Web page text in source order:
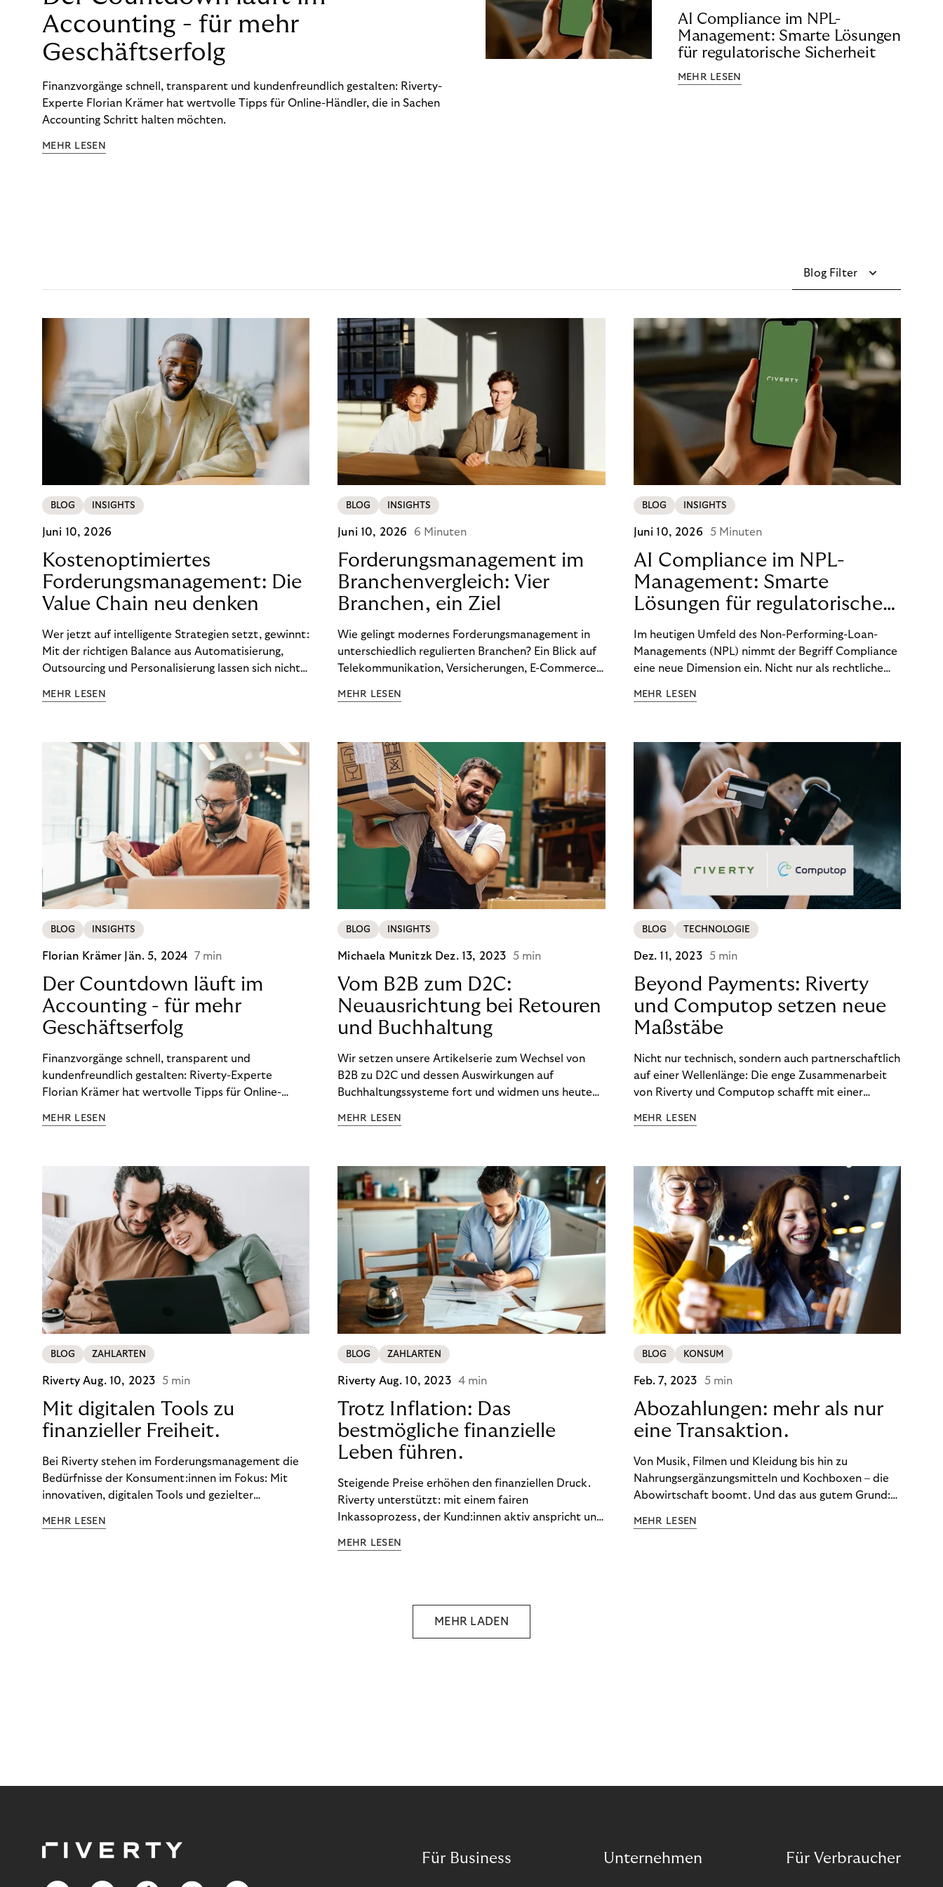
Accounting - für mehr
Geschäftserfolg
Finanzvorgänge schnell, transparent und kundenfreundlich gestalten: Riverty-
Experte Florian Krämer hat wertvolle Tipps für Online-Händler, die in Sachen
Accounting Schritt halten möchten.
MEHR LESEN
AI Compliance im NPL-
Management: Smarte Lösungen
für regulatorische Sicherheit
MEHR LESEN
Blog Filter
BLOG INSIGHTS
Juni 10, 2026
Kostenoptimiertes
Forderungsmanagement: Die
Value Chain neu denken
Wer jetzt auf intelligente Strategien setzt, gewinnt:
Mit der richtigen Balance aus Automatisierung,
Outsourcing und Personalisierung lassen sich nicht
Ergebnisse sichern. Riverty zeigt, wie Recovery-
MEHR LESEN
BLOG INSIGHTS
Juni 10, 2026 6 Minuten
Forderungsmanagement im
Branchenvergleich: Vier
Branchen, ein Ziel
Wie gelingt modernes Forderungsmanagement in
unterschiedlich regulierten Branchen? Ein Blick auf
Telekommunikation, Versicherungen, E-Commerce
wirksam reduzieren will, braucht keine
MEHR LESEN
BLOG INSIGHTS
Juni 10, 2026 5 Minuten
AI Compliance im NPL-
Management: Smarte
Lösungen für regulatorische
Sicherheit
Im heutigen Umfeld des Non-Performing-Loan-
Managements (NPL) nimmt der Begriff Compliance
eine neue Dimension ein. Nicht nur als rechtliche
Wettbewerbsvorteil. In einem Umfeld steigender
(DSGVO) – geraten viele Unternehmen an die
Grenzen traditioneller Compliance-Mechanismen.
MEHR LESEN
BLOG INSIGHTS
Florian Krämer Jän. 5, 2024 7 min
Der Countdown läuft im
Accounting - für mehr
Geschäftserfolg
Finanzvorgänge schnell, transparent und
kundenfreundlich gestalten: Riverty-Experte
Florian Krämer hat wertvolle Tipps für Online-
möchten.
MEHR LESEN
BLOG INSIGHTS
Michaela Munitzk Dez. 13, 2023 5 min
Vom B2B zum D2C:
Neuausrichtung bei Retouren
und Buchhaltung
Wir setzen unsere Artikelserie zum Wechsel von
B2B zu D2C und dessen Auswirkungen auf
Buchhaltungssysteme fort und widmen uns heute
im D2C-Bereich.
MEHR LESEN
BLOG TECHNOLOGIE
Dez. 11, 2023 5 min
Beyond Payments: Riverty
und Computop setzen neue
Maßstäbe
Nicht nur technisch, sondern auch partnerschaftlich
auf einer Wellenlänge: Die enge Zusammenarbeit
von Riverty und Computop schafft mit einer
Zahlungsabwicklung echte Mehrwerte für Händler.
MEHR LESEN
BLOG ZAHLARTEN
RivertyAug. 10, 2023 5 min
Mit digitalen Tools zu
finanzieller Freiheit.
Bei Riverty stehen im Forderungsmanagement die
Bedürfnisse der Konsument:innen im Fokus: Mit
innovativen, digitalen Tools und gezielter
ein Leben in finanzieller Freiheit zu führen. So
MEHR LESEN
BLOG ZAHLARTEN
Riverty Aug. 10, 2023 4 min
Trotz Inflation: Das
bestmögliche finanzielle
Leben führen.
Steigende Preise erhöhen den finanziellen Druck.
Riverty unterstützt: mit einem fairen
Inkassoprozess, der Kund:innen aktiv anspricht und
Finanzbildung ermöglicht. So bleiben Menschen
MEHR LESEN
BLOG KONSUM
Feb. 7, 2023 5 min
Abozahlungen: mehr als nur
eine Transaktion.
Von Musik, Filmen und Kleidung bis hin zu
Nahrungsergänzungsmitteln und Kochboxen – die
Abowirtschaft boomt. Und das aus gutem Grund:
wünschen. Sie ermöglichen es uns, Produkte und
MEHR LESEN
MEHR LADEN
Für Business Unternehmen Für Verbraucher